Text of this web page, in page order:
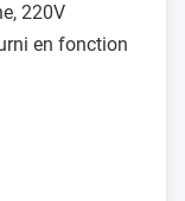
220V
en fonction